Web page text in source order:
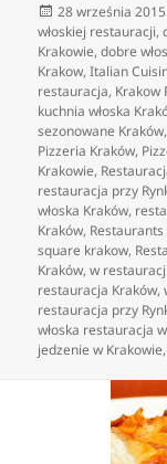
Data
publikacji
28 września 2015
włoskiej restauracji,
Krakowie,dobre
Krakow,Italian
restauracja, Krakow
kuchnia włoska
sezonowane Kraków,
Pizzeria Kraków,
Krakowie,
restauracja przy
włoska Kraków,
Kraków,
square krakow,
Kraków,w restauracji
restauracja Kraków,
restauracja przy
włoska restauracja
jedzenie w Krakowie